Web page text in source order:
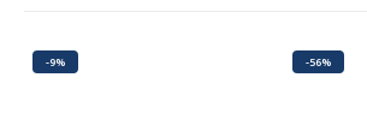
-9% -56%